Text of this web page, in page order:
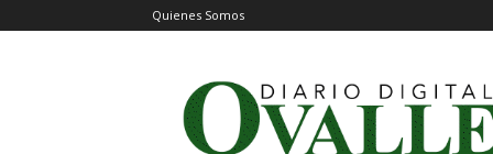
Quienes Somos